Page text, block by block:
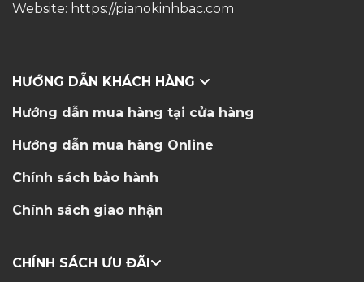
Website: https://pianokinhbac.com
HƯỚNG DẪN KHÁCH HÀNG
Hướng dẫn mua hàng tại cửa hàng
Hướng dẫn mua hàng Online
Chính sách bảo hành
Chính sách giao nhận
CHÍNH SÁCH ƯU ĐÃI